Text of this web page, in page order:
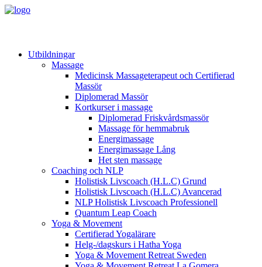
Utbildningar
Massage
Medicinsk Massageterapeut och Certifierad
Massör
Diplomerad Massör
Kortkurser i massage
Diplomerad Friskvårdsmassör
Massage för hemmabruk
Energimassage
Energimassage Lång
Het sten massage
Coaching och NLP
Holistisk Livscoach (H.L.C) Grund
Holistisk Livscoach (H.L.C) Avancerad
NLP Holistisk Livscoach Professionell
Quantum Leap Coach
Yoga & Movement
Certifierad Yogalärare
Helg-/dagskurs i Hatha Yoga
Yoga & Movement Retreat Sweden